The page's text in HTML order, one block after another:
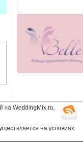
на WeddingMix.ru,
на условиях,